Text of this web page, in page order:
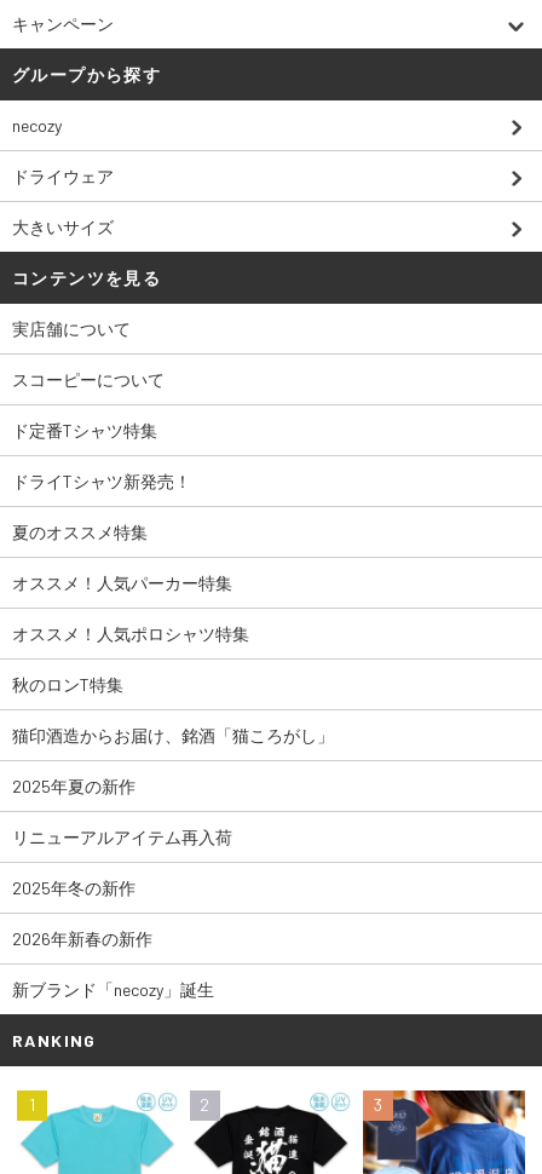
キャンペーン
グループから探す
necozy
ドライウェア
大きいサイズ
コンテンツを見る
実店舗について
スコーピーについて
ド定番Tシャツ特集
ドライTシャツ新発売！
夏のオススメ特集
オススメ！人気パーカー特集
オススメ！人気ポロシャツ特集
秋のロンT特集
猫印酒造からお届け、銘酒「猫ころがし」
2025年夏の新作
リニューアルアイテム再入荷
2025年冬の新作
2026年新春の新作
新ブランド「necozy」誕生
RANKING
1 2 3